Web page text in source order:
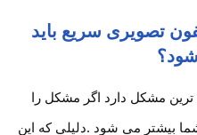
تصویری سریع باید
مشکل دارد اگر مشکل را
بیشتر می شود .دلیلی که این